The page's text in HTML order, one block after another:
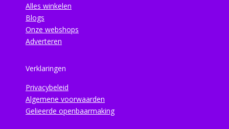
Alles winkelen
Blogs
Onze webshops
Adverteren
Verklaringen
Privacybeleid
Algemene voorwaarden
Gelieerde openbaarmaking